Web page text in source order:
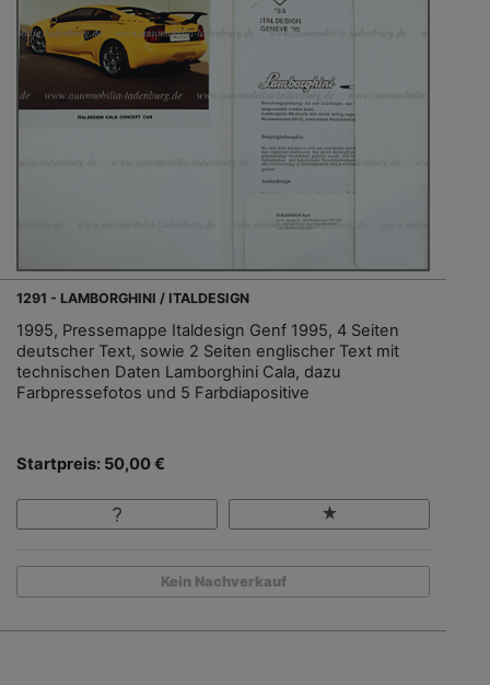
1291 - LAMBORGHINI / ITALDESIGN
1995, Pressemappe Italdesign Genf 1995, 4 Seiten
deutscher Text, sowie 2 Seiten englischer Text mit
technischen Daten Lamborghini Cala, dazu
Farbpressefotos und 5 Farbdiapositive
Startpreis: 50,00 €
Kein Nachverkauf